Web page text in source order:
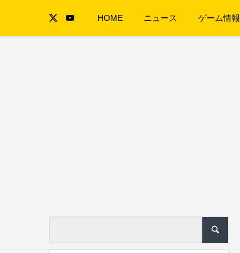
HOME ニュース ゲーム情報